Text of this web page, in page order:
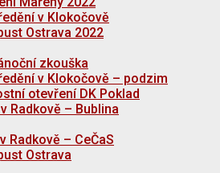
v Klokočově
Ostrava 2022
zkouška
v Klokočově – podzim
otevření DK Poklad
Radkově – Bublina
Radkově – CeČaS
Ostrava